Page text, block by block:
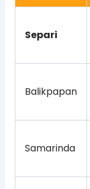
Separi
Balikpapan
Samarinda